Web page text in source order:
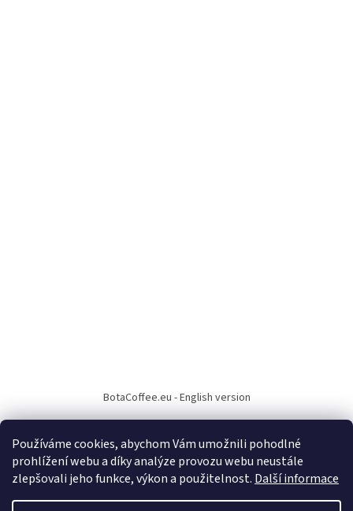
Používáme cookies, abychom Vám umožnili pohodlné
prohlížení webu a díky analýze provozu webu neustále
zlepšovali jeho funkce, výkon a použitelnost. Další informace
BotaCoffee.eu - English version